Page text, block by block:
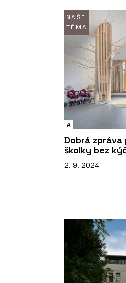
NAŠE
TÉMA
A
Dobrá
školky bez
2. 9. 2024